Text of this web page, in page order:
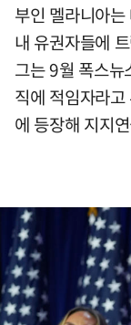
부인 멜라니아
내 유권자들에
그는 9월 폭스뉴
직에 적임자라
에 등장해 지지